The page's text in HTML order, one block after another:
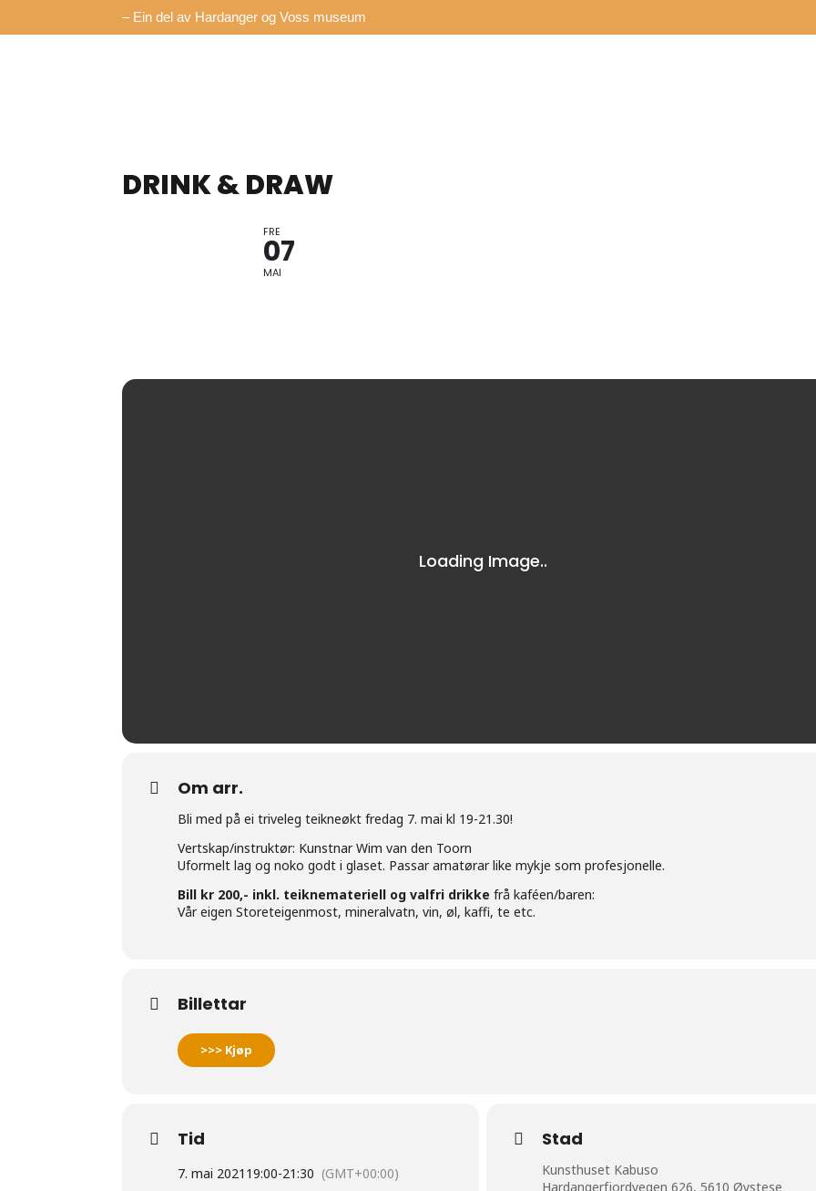
– Ein del av Hardanger og Voss museum
DRINK & DRAW
FRE
07
MAI
Om arr.
Bli med på ei triveleg teikneøkt fredag 7. mai kl 19-21.30!
Vertskap/instruktør: Kunstnar Wim van den Toorn
Uformelt lag og noko godt i glaset. Passar amatørar like mykje som profesjonelle.
Bill kr 200,- inkl. teiknemateriell og valfri drikke frå kaféen/baren:
Vår eigen Storeteigenmost, mineralvatn, vin, øl, kaffi, te etc.
Billettar
>>> Kjøp
Tid
7. mai 2021 19:00-21:30 (GMT+00:00)
Stad
Kunsthuset Kabuso
Hardangerfjordvegen 626, 5610 Øystese